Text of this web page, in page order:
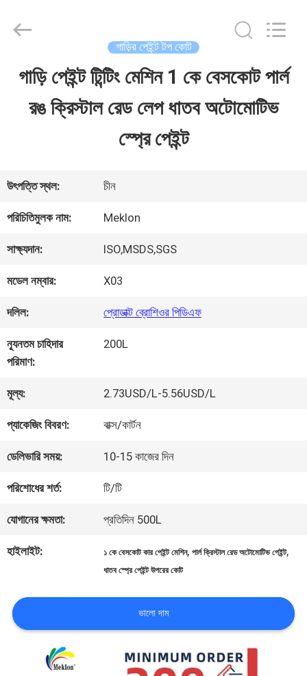
বাড়ি
ভিডিও
আমাদের
সম্পর্কে
কারখানা
ভ্রমণ
মান
নিয়ন্ত্রণ
আমাদের
যোগাযোগ
খবর
Chemical
Reserved.
গাড়ির পেইন্ট টপ কোট
গাড়ি পেইন্ট টিন্টিং মেশিন 1 কে বেসকোট পার্ল
রঙ ক্রিস্টাল রেড লেপ ধাতব অটোমোটিভ
স্প্রে পেইন্ট
উৎপত্তি স্থল: চীন
পরিচিতিমুলক নাম: Meklon
সাক্ষ্যদান: ISO,MSDS,SGS
মডেল নম্বার: X03
দলিল: প্রোডাক্ট ব্রোশিওর পিডিএফ
ন্যূনতম চাহিদার
পরিমাণ:
200L
মূল্য: 2.73USD/L-5.56USD/L
প্যাকেজিং বিবরণ: বাক্স/কার্টন
ডেলিভারি সময়: 10-15 কাজের দিন
পরিশোধের শর্ত: টি/টি
যোগানের ক্ষমতা: প্রতিদিন 500L
হাইলাইট: ১ কে বেসকোট কার পেইন্ট মেশিন,পার্ল ক্রিস্টাল রেড অটোমোটিভ পেইন্ট,
ধাতব স্প্রে পেইন্ট উপরের কোট
ভালো দাম